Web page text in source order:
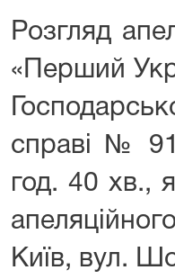
Розгляд
«Перший
справі №
год. 40 хв.,
Київ, вул.